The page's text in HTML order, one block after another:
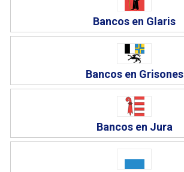
Bancos en Glaris
Bancos en Grisones
Bancos en Jura